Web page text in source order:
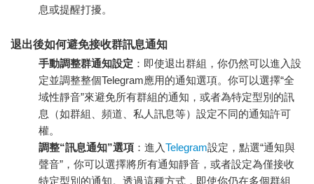
息或提醒打擾。
退出後如何避免接收群訊息通知
手動調整群通知設定 ：即使退出群組，你仍然可以進入設
定並調整整個Telegram應用的通知選項。你可以選擇“全
域性靜音”來避免所有群組的通知，或者為特定型別的訊
息（如群組、頻道、私人訊息等）設定不同的通知許可
權。
調整“訊息通知”選項 ：進入Telegram設定，點選“通知與
聲音”，你可以選擇將所有通知靜音，或者設定為僅接收
特定型別的通知。透過這種方式，即使你仍在多個群組